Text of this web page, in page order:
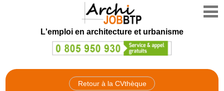
L'emploi en architecture et urbanisme
Retour à la CVthèque